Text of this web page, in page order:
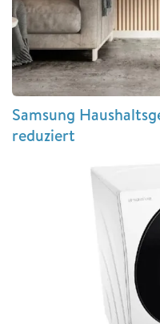
Samsung
reduziert